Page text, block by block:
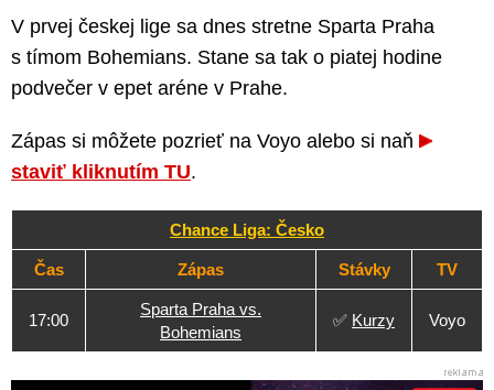
V prvej českej lige sa dnes stretne Sparta Praha
s tímom Bohemians. Stane sa tak o piatej hodine
podvečer v epet aréne v Prahe.
Zápas si môžete pozrieť na Voyo alebo si naň
staviť kliknutím TU.
Chance Liga: Česko
Čas Zápas Stávky TV
17:00
Sparta Praha vs.
Bohemians
✅ Kurzy Voyo